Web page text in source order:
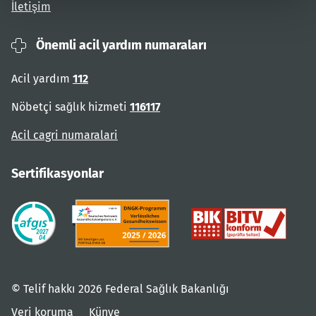
İletişim
Önemli acil yardım numaraları
Acil yardım 112
Nöbetçi sağlık hizmeti 116117
Acil cagri numaralari
Sertifikasyonlar
© Telif hakkı 2026 Federal Sağlık Bakanlığı
Veri koruma
Künye